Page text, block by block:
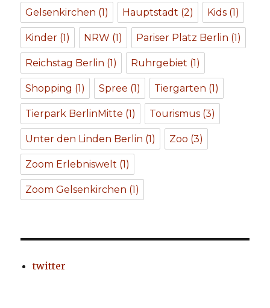
Gelsenkirchen (1) Hauptstadt (2) Kids (1)
Kinder (1) NRW (1) Pariser Platz Berlin (1)
Reichstag Berlin (1) Ruhrgebiet (1)
Shopping (1) Spree (1) Tiergarten (1)
Tierpark BerlinMitte (1) Tourismus (3)
Unter den Linden Berlin (1) Zoo (3)
Zoom Erlebniswelt (1)
Zoom Gelsenkirchen (1)
twitter